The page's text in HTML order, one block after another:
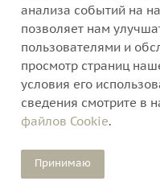
2026 © Интернет-
анализа событий на
позволяет нам
пользователями и
просмотр страниц
условия его
сведения смотрите в
файлов Cookie.
Принимаю